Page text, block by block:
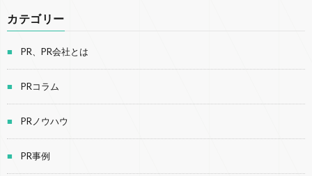
カテゴリー
PR、PR会社とは
PRコラム
PRノウハウ
PR事例